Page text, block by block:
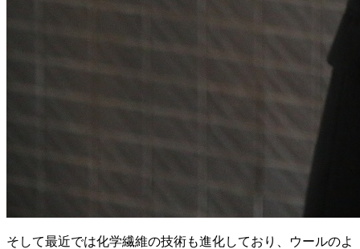
そして最近では化学繊維の技術も進化しており、ウールのよ